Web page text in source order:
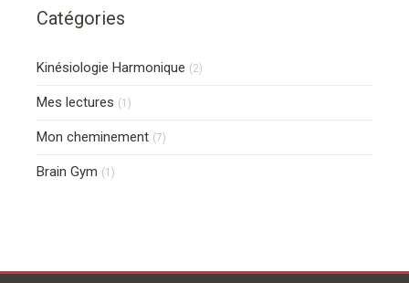
Catégories
Kinésiologie Harmonique (2)
Mes lectures (1)
Mon cheminement (7)
Brain Gym (1)